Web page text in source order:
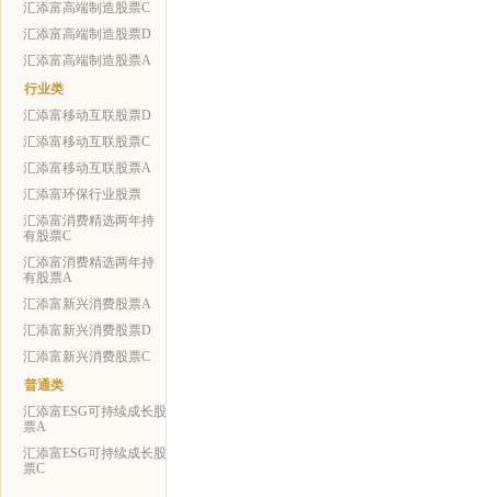
汇添富高端制造股票C
汇添富高端制造股票D
汇添富高端制造股票A
行业类
汇添富移动互联股票D
汇添富移动互联股票C
汇添富移动互联股票A
汇添富环保行业股票
汇添富消费精选两年持
有股票C
汇添富消费精选两年持
有股票A
汇添富新兴消费股票A
汇添富新兴消费股票D
汇添富新兴消费股票C
普通类
汇添富ESG可持续成长股
票A
汇添富ESG可持续成长股
票C